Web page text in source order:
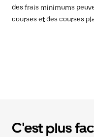
des frais minimums
courses et des courses
C'est plus